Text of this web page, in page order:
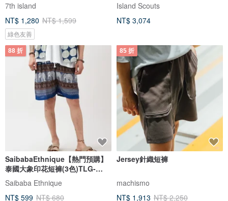
7th island
NT$ 1,280 NT$ 1,599
綠色友善
Island Scouts
NT$ 3,074
88 折
SaibabaEthnique【熱門預購】
泰國大象印花短褲(3色)TLG-
6224
Saibaba Ethnique
NT$ 599 NT$ 680
85 折
Jersey針織短褲
machismo
NT$ 1,913 NT$ 2,250